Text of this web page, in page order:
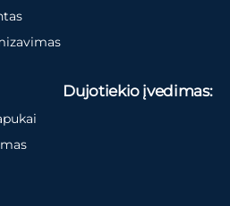
Dujotiekio įvedimas: